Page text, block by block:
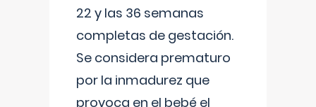
22 y las 36 semanas
completas de gestación.
Se considera prematuro
por la inmadurez que
provoca en el bebé el